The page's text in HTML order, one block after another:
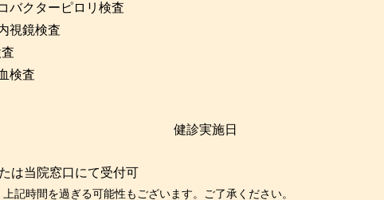
バクターピロリ検査
視鏡検査
検査
健診実施日
当院窓口にて受付可
記時間を過ぎる可能性もございます。ご了承ください。